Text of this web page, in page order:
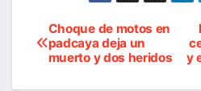
Navegación
de
y
Choque de motos en
padcaya deja un
muerto y dos heridos